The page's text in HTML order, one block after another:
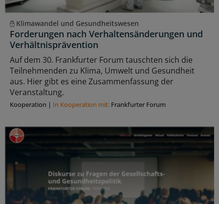
Klimawandel und Gesundheitswesen
Forderungen nach Verhaltensänderungen und
Verhältnisprävention
Auf dem 30. Frankfurter Forum tauschten sich die
Teilnehmenden zu Klima, Umwelt und Gesundheit
aus. Hier gibt es eine Zusammenfassung der
Veranstaltung.
Kooperation | In Kooperation mit: Frankfurter Forum